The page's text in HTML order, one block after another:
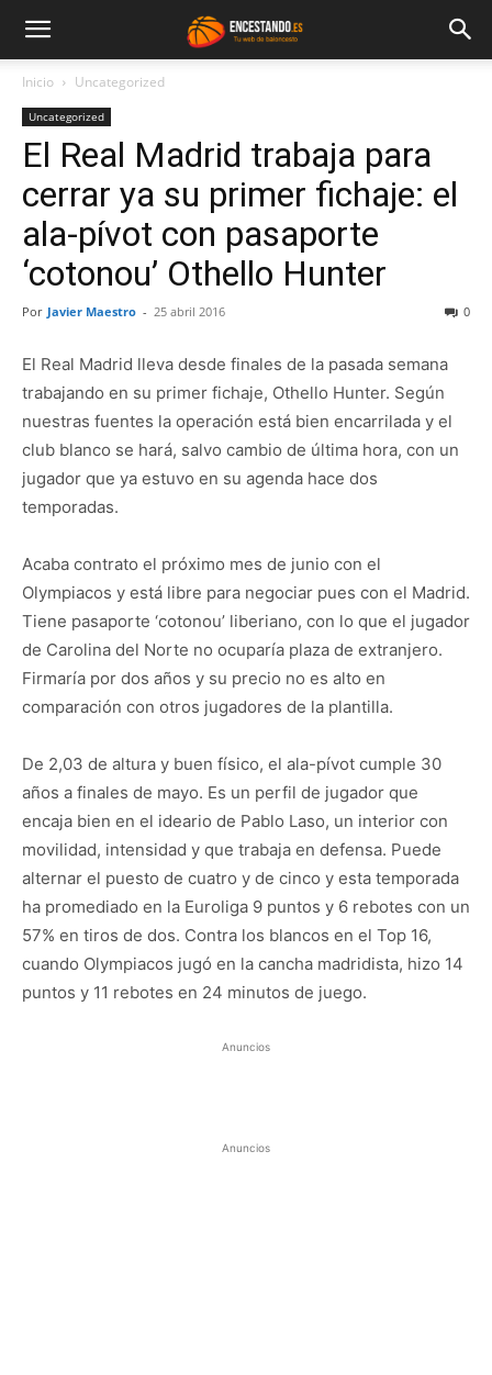
Inicio Uncategorized
Uncategorized
El Real Madrid trabaja para
cerrar ya su primer fichaje: el
ala-pívot con pasaporte
‘cotonou’ Othello Hunter
Por Javier Maestro - 25 abril 2016 0
El Real Madrid lleva desde finales de la pasada semana
trabajando en su primer fichaje, Othello Hunter. Según
nuestras fuentes la operación está bien encarrilada y el
club blanco se hará, salvo cambio de última hora, con un
jugador que ya estuvo en su agenda hace dos
temporadas.
Acaba contrato el próximo mes de junio con el
Olympiacos y está libre para negociar pues con el Madrid.
Tiene pasaporte ‘cotonou’ liberiano, con lo que el jugador
de Carolina del Norte no ocuparía plaza de extranjero.
Firmaría por dos años y su precio no es alto en
comparación con otros jugadores de la plantilla.
De 2,03 de altura y buen físico, el ala-pívot cumple 30
años a finales de mayo. Es un perfil de jugador que
encaja bien en el ideario de Pablo Laso, un interior con
movilidad, intensidad y que trabaja en defensa. Puede
alternar el puesto de cuatro y de cinco y esta temporada
ha promediado en la Euroliga 9 puntos y 6 rebotes con un
57% en tiros de dos. Contra los blancos en el Top 16,
cuando Olympiacos jugó en la cancha madridista, hizo 14
puntos y 11 rebotes en 24 minutos de juego.
Anuncios
Anuncios